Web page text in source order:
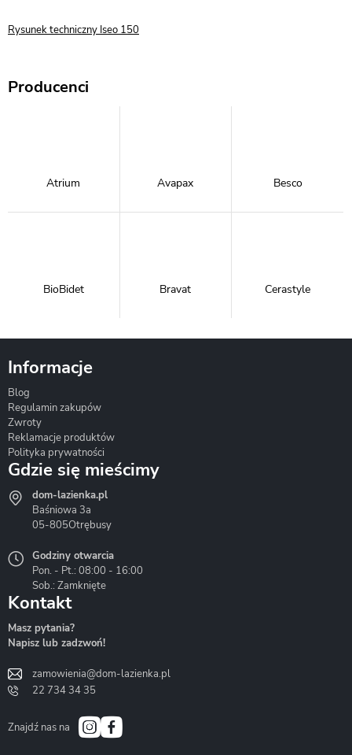
Rysunek techniczny Iseo 150
Producenci
Atrium Avapax Besco
BioBidet Bravat Cerastyle
Hydrostop
Liveno
Bath&Spa
Informacje
Blog
Regulamin zakupów
Zwroty
Reklamacje produktów
Polityka prywatności
Gdzie się mieścimy
dom-lazienka.pl
Baśniowa 3a
05-805Otrębusy
Godziny otwarcia
Pon. - Pt.: 08:00 - 16:00
Sob.: Zamknięte
Kontakt
Masz pytania?
Napisz lub zadzwoń!
zamowienia@dom-lazienka.pl
22 734 34 35
Znajdź nas na